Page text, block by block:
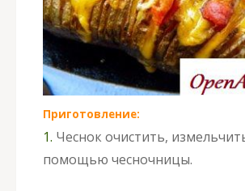
Приготовление:
1. Чеснок очистить,
помощью чесночницы.